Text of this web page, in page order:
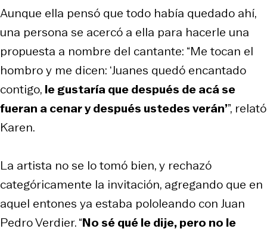
Aunque ella pensó que todo había quedado ahí,
una persona se acercó a ella para hacerle una
propuesta a nombre del cantante: “Me tocan el
hombro y me dicen: ‘Juanes quedó encantado
contigo, le gustaría que después de acá se
fueran a cenar y después ustedes verán’”, relató
Karen.
La artista no se lo tomó bien, y rechazó
categóricamente la invitación, agregando que en
aquel entones ya estaba pololeando con Juan
Pedro Verdier. “No sé qué le dije, pero no le